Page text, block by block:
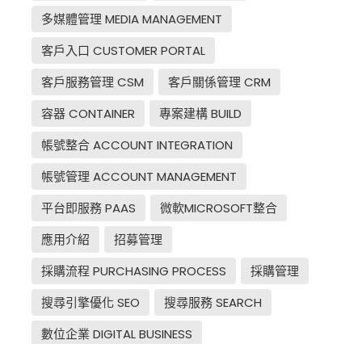
多媒體管理 MEDIA MANAGEMENT
客戶入口 CUSTOMER PORTAL
客戶服務管理 CSM
客戶關係管理 CRM
容器 CONTAINER
專案建構 BUILD
帳號整合 ACCOUNT INTEGRATION
帳號管理 ACCOUNT MANAGEMENT
平台即服務 PAAS
微軟MICROSOFT整合
應用介紹
招募管理
採購流程 PURCHASING PROCESS
採購管理
搜尋引擎優化 SEO
搜尋服務 SEARCH
數位企業 DIGITAL BUSINESS